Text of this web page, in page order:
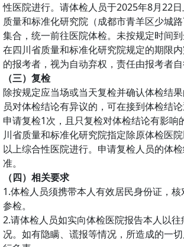
性医院进行。请体检人员于2025年8月22
质量和标准化研究院（成都市青羊区少城
集合，统一前往医院体检。未按规定时间
在四川省质量和标准化研究院规定的期限
的报考者，视为自动弃权，责任由报考者自
（三）复检
除按规定应当场或当天复检并确认体检结
员对体检结论有异议的，可在接到体检结
申请复检1次，且只复检对体检结论有影响
川省质量和标准化研究院指定除原体检医
以上综合性医院进行。申请复检人员的体
准。
（四）相关要求
1.体检人员须携带本人有效居民身份证，
参检。
2.请体检人员如实向体检医院报告本人以
况。如有隐瞒、谎报等情况，所造成的一